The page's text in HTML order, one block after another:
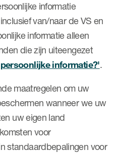
informatie
van/naar de VS en
informatie alleen
die zijn uiteengezet
informatie?'.
maatregelen om uw
wanneer we uw
uw eigen land
voor
standaardbepalingen voor